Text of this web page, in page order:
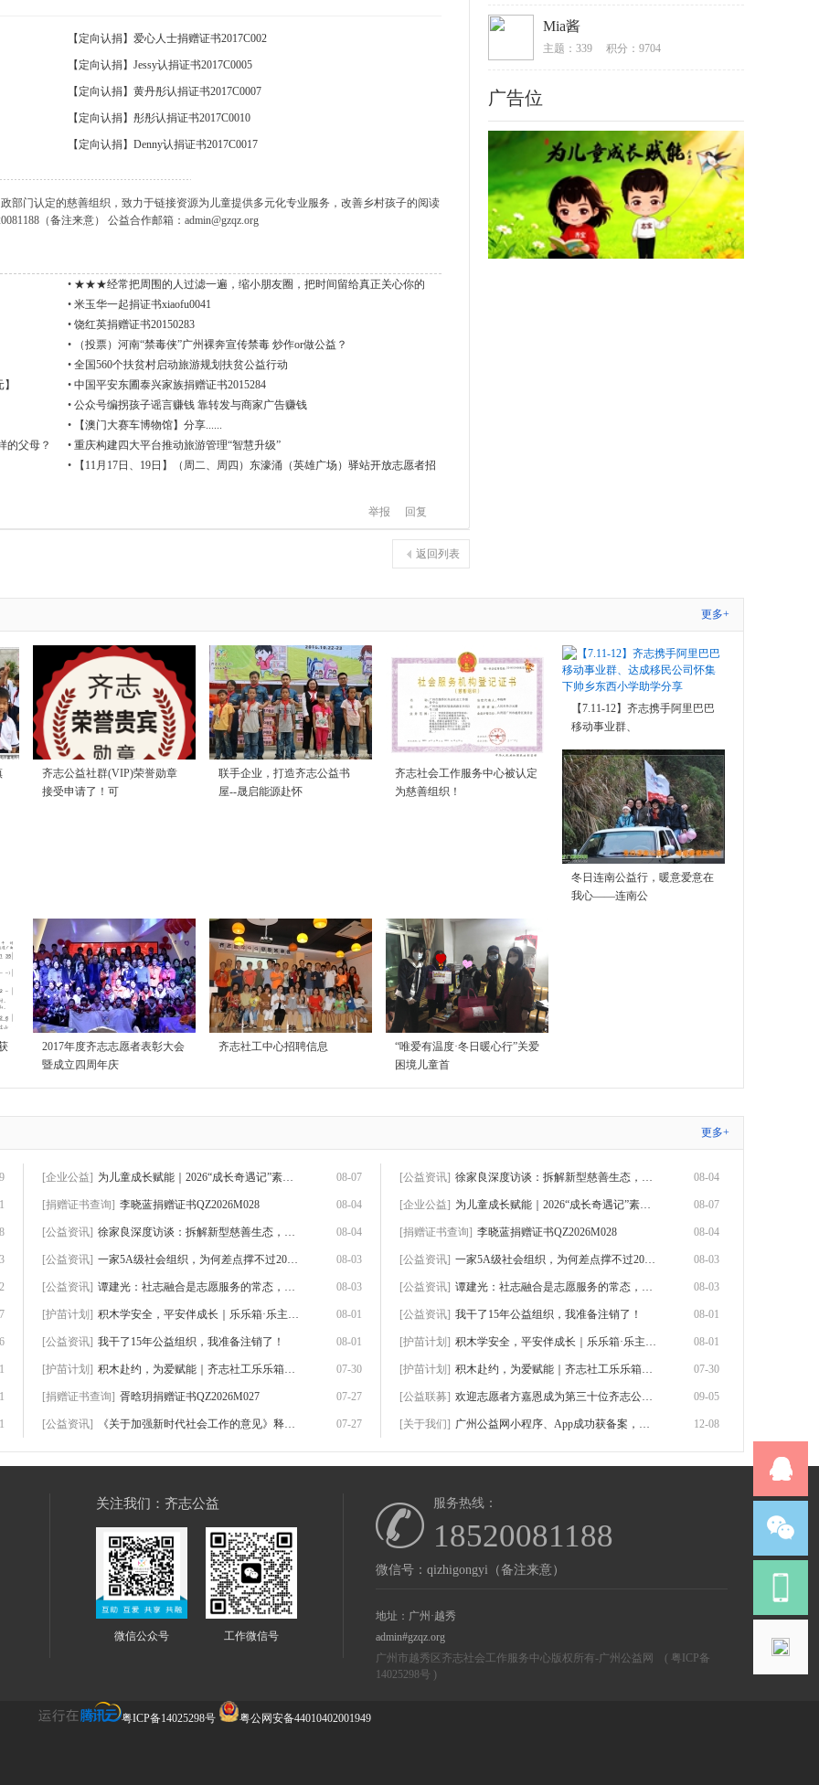
【定向认捐】爱心人士捐赠证书2017C002
【定向认捐】Jessy认捐证书2017C0005
【定向认捐】黄丹彤认捐证书2017C0007
【定向认捐】彤彤认捐证书2017C0010
【定向认捐】Denny认捐证书2017C0017
部门认定的慈善组织，致力于链接资源为儿童提供多元化专业服务，改善乡村孩子的阅读
（备注来意） 公益合作邮箱：admin@gzqz.org
• ★★★经常把周围的人过滤一遍，缩小朋友圈，把时间留给真正关心你的
人。
• 米玉华一起捐证书xiaofu0041
• 饶红英捐赠证书20150283
•
（投票）河南“禁毒侠”广州裸奔宣传禁毒 炒作or做公益？
• 全国560个扶贫村启动旅游规划扶贫公益行动
• 中国平安东圃泰兴家族捐赠证书2015284
• 公众号编拐孩子谣言赚钱 靠转发与商家广告赚钱
•
【澳门大赛车博物馆】分享......
的父母？
• 重庆构建四大平台推动旅游管理“智慧升级”
•
【11月17日、19日】（周二、周四）东濠涌（英雄广场）驿站开放志愿者招
回复
举报
返回列表
Mia酱
主题：339 积分：9704
广告位
更多+
齐志公益社群(VIP)荣誉勋章
接受申请了！可
联手企业，打造齐志公益书
屋--晟启能源赴怀
齐志社会工作服务中心被认定
为慈善组织！
【7.11-12】齐志携手阿里巴巴
移动事业群、
冬日连南公益行，暖意爱意在
我心——连南公
2017年度齐志志愿者表彰大会
暨成立四周年庆
齐志社工中心招聘信息
“唯爱有温度·冬日暖心行”关爱
困境儿童首
更多+
[企业公益] 为儿童成长赋能｜2026“成长奇遇记”素养赋 08-07
[捐赠证书查询] 李晓蓝捐赠证书QZ2026M028 08-04
[公益资讯] 徐家良深度访谈：拆解新型慈善生态，数智化 08-04
[公益资讯] 一家5A级社会组织，为何差点撑不过2026？ 08-03
[公益资讯] 谭建光：社志融合是志愿服务的常态，但不是 08-03
[护苗计划] 积木学安全，平安伴成长｜乐乐箱·乐主题第 08-01
[公益资讯] 我干了15年公益组织，我准备注销了！ 08-01
[护苗计划] 积木赴约，为爱赋能｜齐志社工乐乐箱首期志 07-30
[捐赠证书查询] 胥晗玥捐赠证书QZ2026M027 07-27
[公益资讯] 《关于加强新时代社会工作的意见》释放出一 07-27
[公益资讯] 徐家良深度访谈：拆解新型慈善生态，数智化 08-04
[企业公益] 为儿童成长赋能｜2026“成长奇遇记”素养赋 08-07
[捐赠证书查询] 李晓蓝捐赠证书QZ2026M028 08-04
[公益资讯] 一家5A级社会组织，为何差点撑不过2026？ 08-03
[公益资讯] 谭建光：社志融合是志愿服务的常态，但不是 08-03
[公益资讯] 我干了15年公益组织，我准备注销了！ 08-01
[护苗计划] 积木学安全，平安伴成长｜乐乐箱·乐主题第 08-01
[护苗计划] 积木赴约，为爱赋能｜齐志社工乐乐箱首期志 07-30
[公益联募] 欢迎志愿者方嘉恩成为第三十位齐志公益联募 09-05
[关于我们] 广州公益网小程序、App成功获备案，附网站 12-08
关注我们：齐志公益
微信公众号 工作微信号
服务热线：
18520081188
微信号：qizhigongyi（备注来意）
地址：广州·越秀
admin#gzqz.org
广州市越秀区齐志社会工作服务中心版权所有-广州公益网 ( 粤ICP备
14025298号 )
粤ICP备14025298号 粤公网安备44010402001949